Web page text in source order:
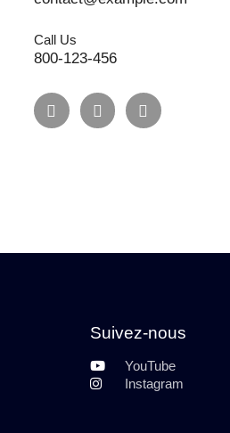
Call Us
800-123-456
Suivez-nous
YouTube
Instagram